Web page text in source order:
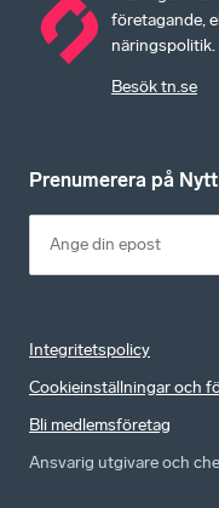
företagande,
näringspolitik.
Besök tn.se
Prenumerera på
Integritetspolicy
Cookieinställningar och
Bli medlemsföretag
Ansvarig utgivare och